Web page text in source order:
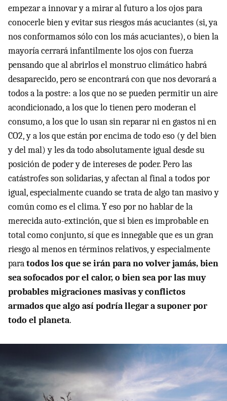
empezar a innovar y a mirar al futuro a los ojos para
conocerle bien y evitar sus riesgos más acuciantes (si, ya
nos conformamos sólo con los más acuciantes), o bien la
mayoría cerrará infantilmente los ojos con fuerza
pensando que al abrirlos el monstruo climático habrá
desaparecido, pero se encontrará con que nos devorará a
todos a la postre: a los que no se pueden permitir un aire
acondicionado, a los que lo tienen pero moderan el
consumo, a los que lo usan sin reparar ni en gastos ni en
CO2, y a los que están por encima de todo eso (y del bien
y del mal) y les da todo absolutamente igual desde su
posición de poder y de intereses de poder. Pero las
catástrofes son solidarias, y afectan al final a todos por
igual, especialmente cuando se trata de algo tan masivo y
común como es el clima. Y eso por no hablar de la
merecida auto-extinción, que si bien es improbable en
total como conjunto, sí que es innegable que es un gran
riesgo al menos en términos relativos, y especialmente
paratodos los que se irán para no volver jamás, bien
sea sofocados por el calor, o bien sea por las muy
probables migraciones masivas y conflictos
armados que algo así podría llegar a suponer por
todo el planeta.